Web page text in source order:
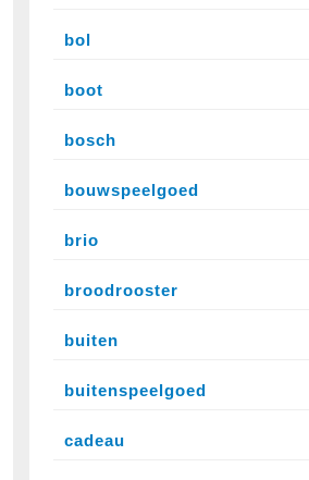
bol
boot
bosch
bouwspeelgoed
brio
broodrooster
buiten
buitenspeelgoed
cadeau